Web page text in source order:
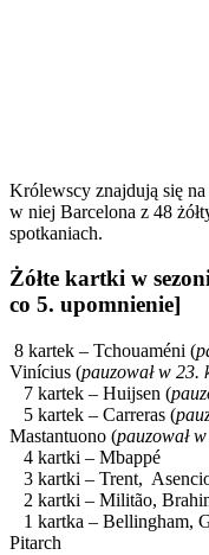
Królewscy znajdują się
w niej Barcelona z 48
spotkaniach.
Żółte kartki w
co 5. upomnienie]
8 kartek – Tchouaméni (
Vinícius (pauzował w 23.
7 kartek – Huijsen (
5 kartek – Carreras (
Mastantuono (pauzował
4 kartki – Mbappé
3 kartki – Trent,
2 kartki – Militão,
1 kartka – Bellingham,
Pitarch